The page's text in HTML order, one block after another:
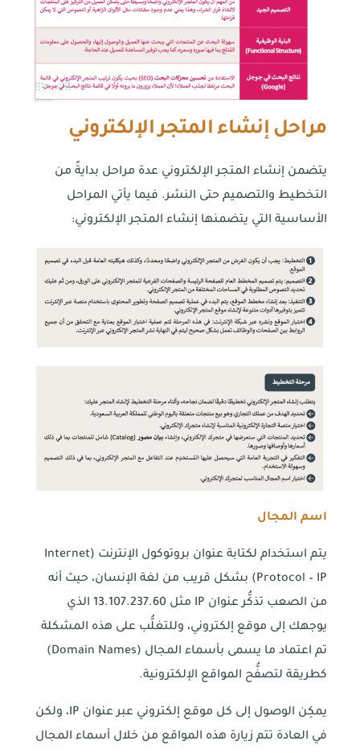
مراحل إنشاء المتجر الإلكتروني
يتضمن إنشاء المتجر الإلكتروني عدة مراحل بدايةً من
التخطيط والتصميم حتى النشر. فيما يأتي المراحل
الأساسية التي يتضمنها إنشاء المتجر الإلكتروني:
اسم المجال
يتم استخدام لكتابة عنوان بروتوكول الإنترنت (Internet
Protocol – IP) بشكل قريب من لغة الإنسان، حيث أنه
من الصعب تذكُّر عنوان IP مثل 13.107.237.60 الذي
يوجهك إلى موقع إلكتروني، وللتغلُّب على هذه المشكلة
تم اعتماد ما يسمى بأسماء المجال (Domain Names)
كطريقة لتصفُّح المواقع الإلكترونية.
يمكِن الوصول إلى كل موقع إلكتروني عبر عنوان IP، ولكن
في العادة تتم زيارة هذه المواقع من خلال أسماء المجال